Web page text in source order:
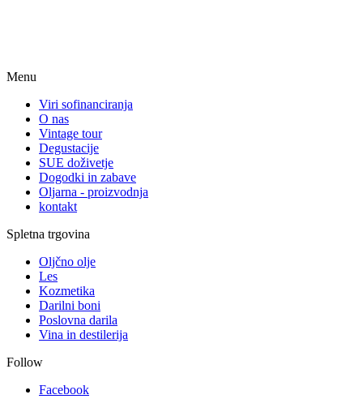
Menu
Viri sofinanciranja
O nas
Vintage tour
Degustacije
SUE doživetje
Dogodki in zabave
Oljarna - proizvodnja
kontakt
Spletna trgovina
Oljčno olje
Les
Kozmetika
Darilni boni
Poslovna darila
Vina in destilerija
Follow
Facebook